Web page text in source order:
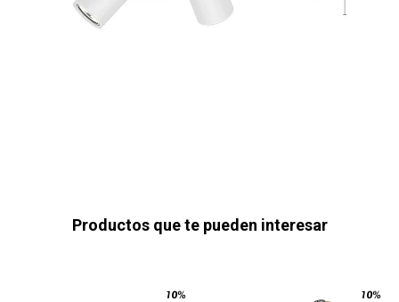
Productos que te pueden interesar